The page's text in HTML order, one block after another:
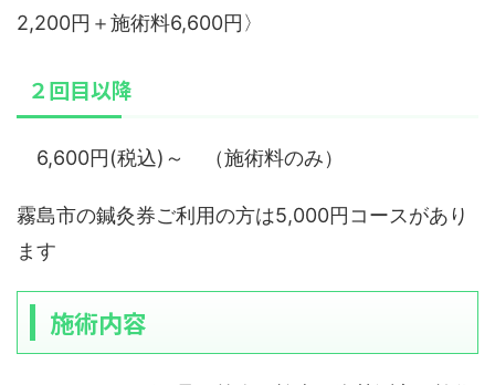
2,200円＋施術料6,600円〉
２回目以降
6,600円(税込)～ （施術料のみ）
霧島市の鍼灸券ご利用の方は5,000円コースがあり
ます
施術内容